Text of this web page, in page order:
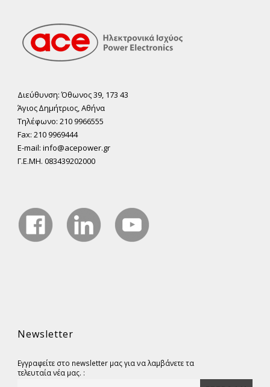
Διεύθυνση: Όθωνος 39, 173 43
Άγιος ∆ηµήτριος, Αθήνα
Τηλέφωνο: 210 9966555
Fax: 210 9969444
E-mail: info@acepower.gr
Γ.Ε.ΜΗ. 083439202000
Newsletter
Εγγραφείτε στο newsletter μας για να λαμβάνετε τα
τελευταία νέα μας. :